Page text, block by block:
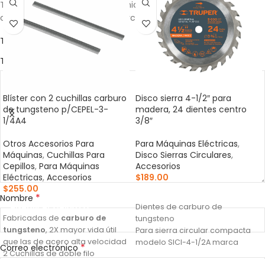
Tu dirección de correo electrónico no será publicada. Los
campos obligatorios están marcados con *
Tu puntuación*
Tu valoración
Nombre *
Correo electrónico*
Blíster con 2 cuchillas carburo
de tungsteno p/CEPEL-3-
1/4A4
Otros Accesorios Para
Máquinas, Cuchillas Para
Cepillos, Para Máquinas
Eléctricas, Accesorios
$255.00
AÑADIR AL CARRITO
Fabricadas de carburo de
tungsteno, 2X mayor vida útil
que las de acero alta velocidad
2 Cuchillas de doble filo
Disco sierra 4-1/2″ para
madera, 24 dientes centro
3/8″
Para Máquinas Eléctricas,
Disco Sierras Circulares,
Accesorios
$189.00
Dientes de carburo de
tungsteno
Para sierra circular compacta
modelo SICI-4-1/2A marca